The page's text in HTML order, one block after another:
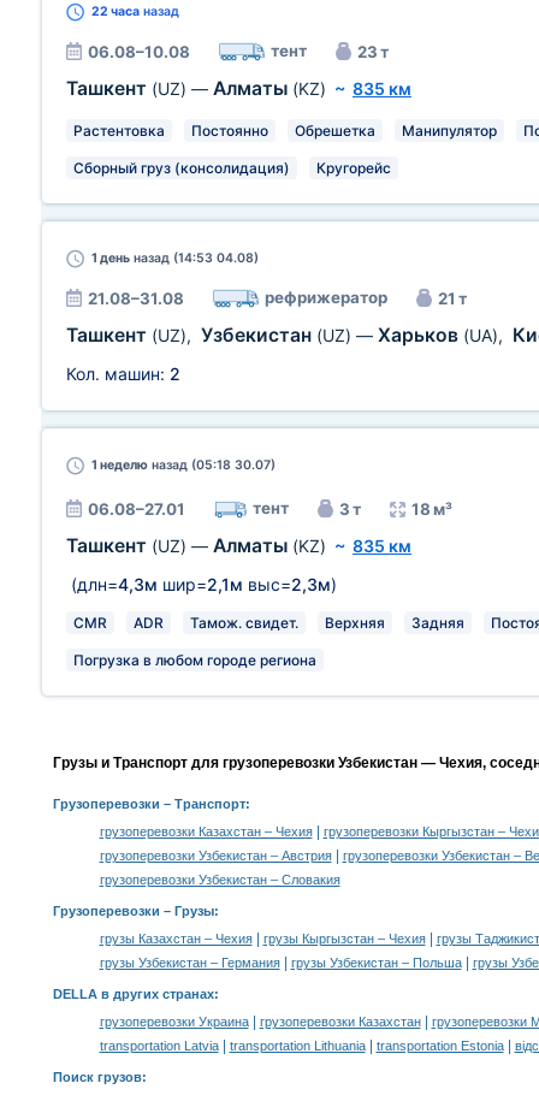
22 часа назад
06.08–10.08 тент 23 т
Ташкент (UZ) — Алматы (KZ) ~ 835 км
Растентовка Постоянно Обрешетка Манипулятор
Сборный груз (консолидация) Кругорейс
1 день назад (14:53 04.08)
21.08–31.08 рефрижератор 21 т
Ташкент (UZ), Узбекистан (UZ) — Харьков (UA),
Кол. машин: 2
1 неделю назад (05:18 30.07)
06.08–27.01 тент 3 т 18 м³
Ташкент (UZ) — Алматы (KZ) ~ 835 км
(длн=4,3м шир=2,1м выс=2,3м)
CMR ADR Тамож. свидет. Верхняя Задняя
Погрузка в любом городе региона
Грузы и Транспорт для грузоперевозки Узбекистан — Чехия,
Грузоперевозки – Транспорт:
грузоперевозки Казахстан – Чехия|
грузоперевозки Кыргызстан –
грузоперевозки Узбекистан – Австрия|
грузоперевозки Узбекистан –
грузоперевозки Узбекистан – Словакия
Грузоперевозки – Грузы:
грузы Казахстан – Чехия| грузы Кыргызстан – Чехия|
грузы
грузы Узбекистан – Германия| грузы Узбекистан – Польша| грузы
DELLA в других странах:
грузоперевозки Украина| грузоперевозки Казахстан|
грузоперевозки
transportation Latvia| transportation Lithuania| transportation Estonia|
Поиск грузов: